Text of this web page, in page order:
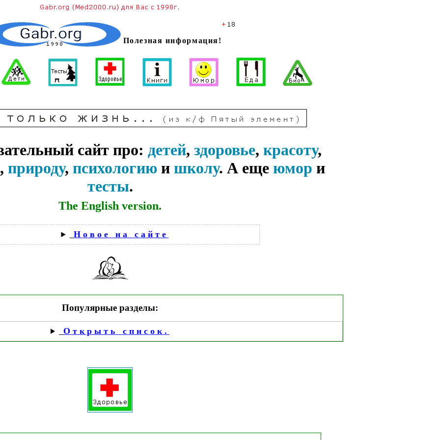
Полезная информация!
сайт про: детей, здоровье, красоту,
, природу, психологиюи школу. А еще юмор и
тесты.
The English version.
Новое на сайте
Популярные разделы:
Открыть список.